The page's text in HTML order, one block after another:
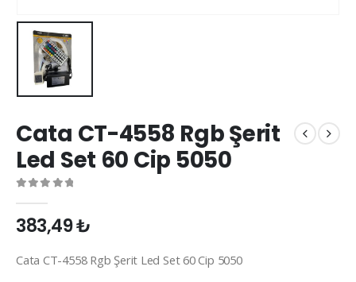
Cata CT-4558 Rgb Şerit
Led Set 60 Cip 5050
383,49₺
Cata CT-4558 Rgb Şerit Led Set 60 Cip 5050